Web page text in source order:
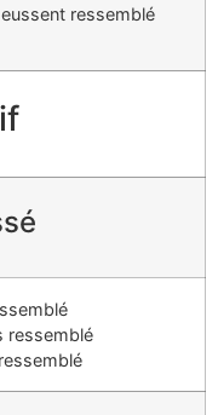
eussent ressemblé
ressemblé